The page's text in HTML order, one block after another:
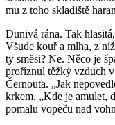
mu z toho skladiště
Dunivá rána. Tak
Všude kouř a mlha, z
ty směsi? Ne. Něco je
proříznul těžký vzduch
Černouta. „Jak
krkem. „Kde je amulet,
pomalu vopeču nad